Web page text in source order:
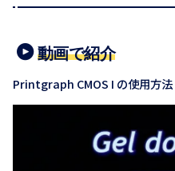
動画で紹介
Printgraph CMOS I の使用方法